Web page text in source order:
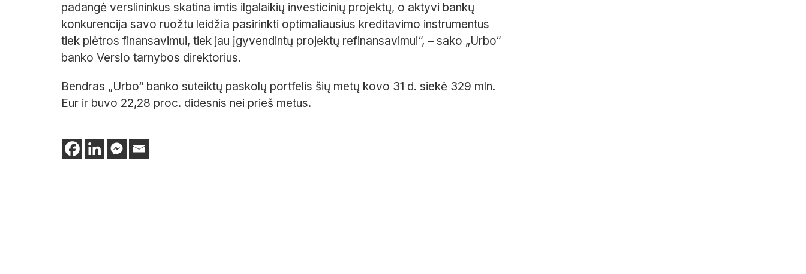
padangė verslininkus skatina imtis ilgalaikių investicinių projektų, o aktyvi bankų
konkurencija savo ruožtu leidžia pasirinkti optimaliausius kreditavimo instrumentus
tiek plėtros finansavimui, tiek jau įgyvendintų projektų refinansavimui“, – sako „Urbo“
banko Verslo tarnybos direktorius.
Bendras „Urbo“ banko suteiktų paskolų portfelis šių metų kovo 31 d. siekė 329 mln.
Eur ir buvo 22,28 proc. didesnis nei prieš metus.